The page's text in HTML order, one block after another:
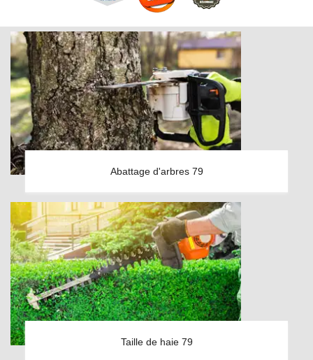
Abattage d'arbres 79
Taille de haie 79